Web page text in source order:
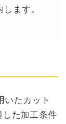
ます。
いたカット
た加工条件